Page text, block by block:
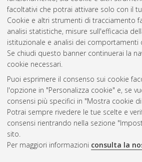
facoltativi che potrai attivare solo con il
Cookie e altri strumenti di tracciamento
analisi statistiche, misure sull'efficacia
istituzionale e analisi dei comportamenti
Se chiudi questo banner continuerai la
cookie necessari.
Puoi esprimere il consenso sui cookie
l'opzione in "Personalizza cookie" e, se
consensi più specifici in "Mostra cookie
Potrai sempre rivedere le tue scelte e
consensi rientrando nella sezione
sito.
Per maggiori informazioni consulta la
Questa lista e' stata generata il
Atom
Rss 1.0
Rss 2.0
ISSN: 2038-7946